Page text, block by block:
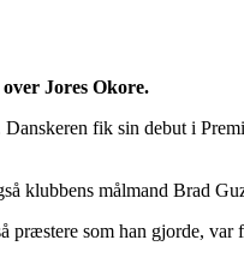
Jores Okore.
fik sin debut i
klubbens målmand Brad
som han gjorde,